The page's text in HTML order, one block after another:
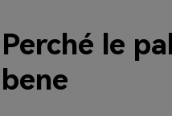
Perché le
bene